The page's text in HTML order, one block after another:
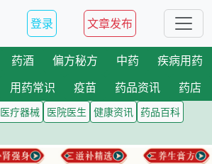
登录 文章发布
药酒 偏方秘方 中药
疾病用药
用药常识 疫苗 药品资讯 药店
医疗器械 医院医生 健康资讯 药品百科